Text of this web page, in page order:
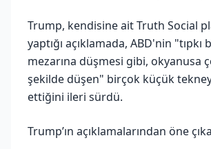
Trump, kendisine ait Truth Social
yaptığı açıklamada, ABD'nin
mezarına düşmesi gibi, okyanusa
şekilde düşen" birçok küçük
ettiğini ileri sürdü.
Trump’ın açıklamalarından öne